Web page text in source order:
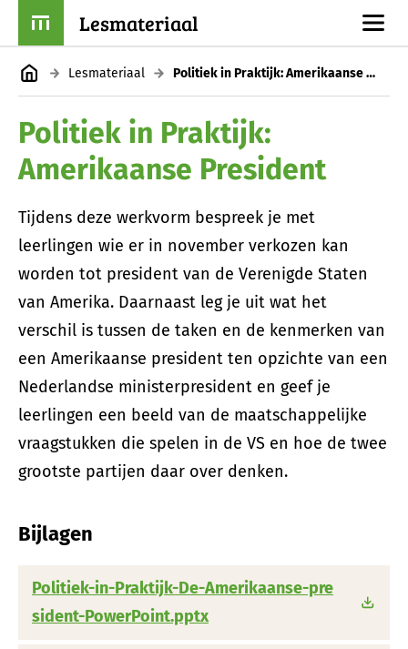
Lesmateriaal
Lesmateriaal Politiek in Praktijk: Amerikaanse President
Politiek in Praktijk:
Amerikaanse President
Tijdens deze werkvorm bespreek je met
leerlingen wie er in november verkozen kan
worden tot president van de Verenigde Staten
van Amerika. Daarnaast leg je uit wat het
verschil is tussen de taken en de kenmerken van
een Amerikaanse president ten opzichte van een
Nederlandse ministerpresident en geef je
leerlingen een beeld van de maatschappelijke
vraagstukken die spelen in de VS en hoe de twee
grootste partijen daar over denken.
Bijlagen
Politiek-in-Praktijk-De-Amerikaanse-pre
sident-PowerPoint.pptx